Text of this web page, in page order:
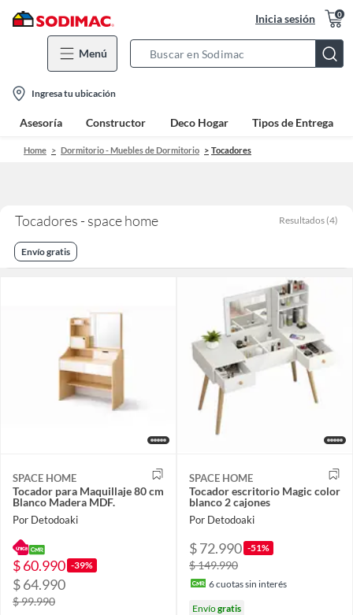
Inicia sesión 0
Menú
Bar
location-
icon
Ingresa tu ubicación
Asesoría Constructor Deco Hogar Tipos de Entrega
Home Dormitorio - Muebles de Dormitorio Tocadores
Tocadores - space home Resultados (4)
Envío gratis
SPACE HOME
Tocador para Maquillaje 80 cm
Blanco Madera MDF.
Por Detodoaki
$ 60.990 -39%
$ 64.990
$ 99.990
SPACE HOME
Tocador escritorio Magic color
blanco 2 cajones
Por Detodoaki
$ 72.990 -51%
$ 149.990
6cuotas sin interés
Envíogratis